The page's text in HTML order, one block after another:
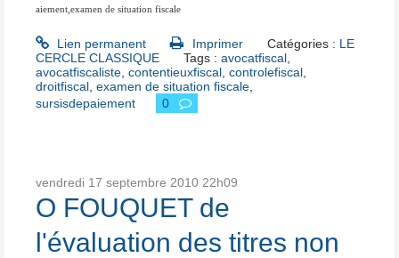
aiement,examen de situation fiscale
Lien permanent Imprimer Catégories : LE
CERCLE CLASSIQUE
Tags :avocatfiscal
avocatfiscaliste contentieuxfiscal controlefiscal
droitfiscal examen de situation fiscale
sursisdepaiement
0
vendredi 17 septembre 2010 22h09
O FOUQUET de
l'évaluation des titres non